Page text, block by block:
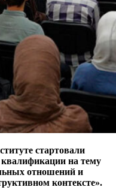
стартовали
на тему
отношений и
контексте».